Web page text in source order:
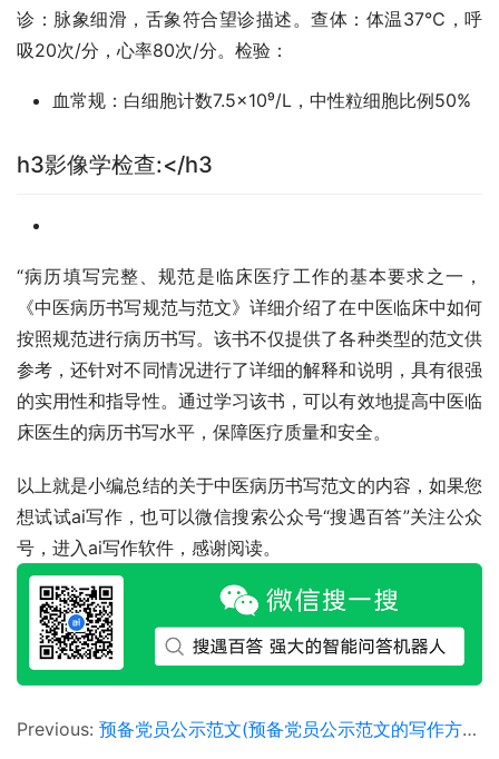
诊：脉象细滑，舌象符合望诊描述。查体：体温37℃，呼
吸20次/分，心率80次/分。检验：
血常规：白细胞计数7.5×10⁹/L，中性粒细胞比例50%
h3影像学检查:</h3
“病历填写完整、规范是临床医疗工作的基本要求之一，
《中医病历书写规范与范文》详细介绍了在中医临床中如何
按照规范进行病历书写。该书不仅提供了各种类型的范文供
参考，还针对不同情况进行了详细的解释和说明，具有很强
的实用性和指导性。通过学习该书，可以有效地提高中医临
床医生的病历书写水平，保障医疗质量和安全。
以上就是小编总结的关于中医病历书写范文的内容，如果您
想试试ai写作，也可以微信搜索公众号“搜遇百答”关注公众
号，进入ai写作软件，感谢阅读。
Previous: 预备党员公示范文(预备党员公示范文的写作方法及范文)